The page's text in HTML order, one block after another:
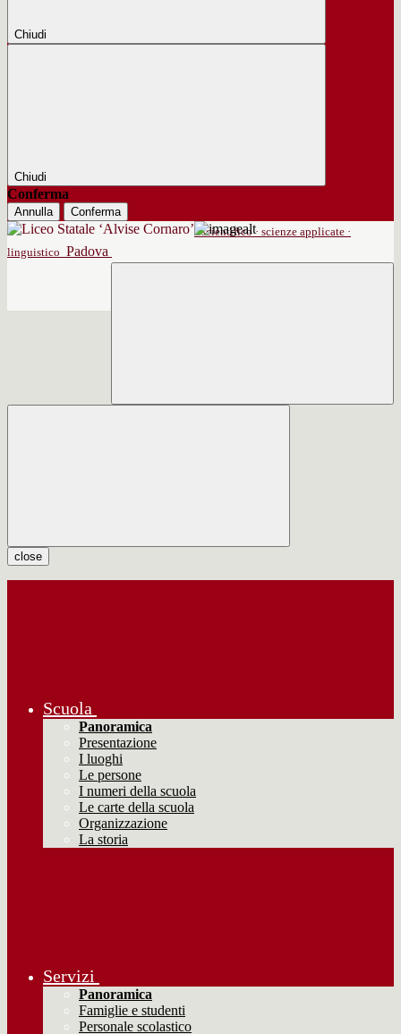
Chiudi
Chiudi
Conferma
Annulla
Conferma
scientifico · scienze applicate ·
linguistico Padova
close
Scuola
Panoramica
Presentazione
I luoghi
Le persone
I numeri della scuola
Le carte della scuola
Organizzazione
La storia
Servizi
Panoramica
Famiglie e studenti
Personale scolastico